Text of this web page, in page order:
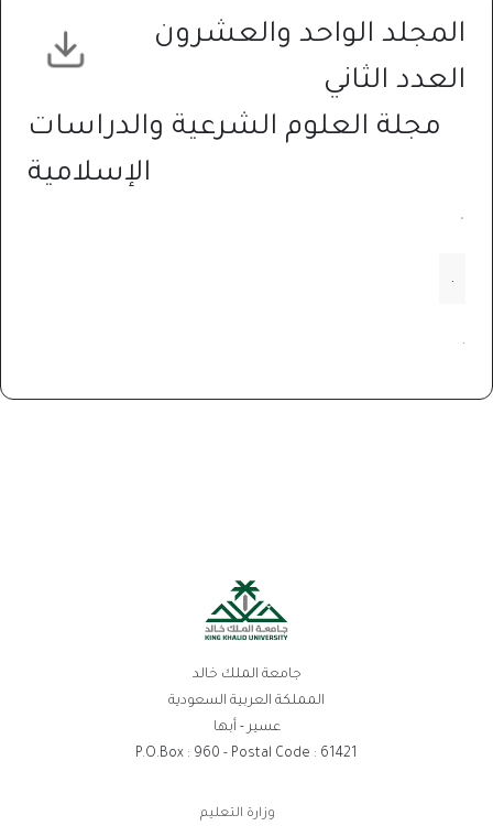
المجلد الواحد والعشرون
العدد الثاني
مجلة العلوم الشرعية والدراسات
الإسلامية
.
.
.
جامعة الملك خالد
المملكة العربية السعودية
عسير - أبها
P.O.Box : 960 - Postal Code : 61421
وزارة التعليم